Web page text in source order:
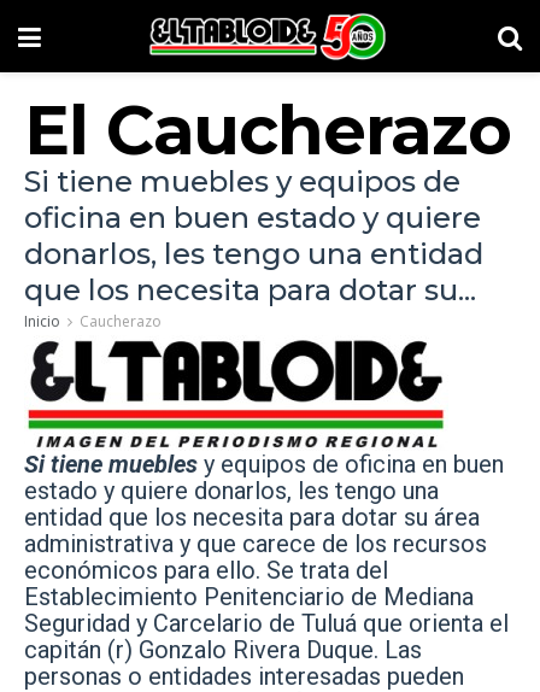
El Caucherazo
Si tiene muebles y equipos de
oficina en buen estado y quiere
donarlos, les tengo una entidad
que los necesita para dotar su...
Inicio Caucherazo
Si tiene muebles y equipos de oficina en buen
estado y quiere donarlos, les tengo una
entidad que los necesita para dotar su área
administrativa y que carece de los recursos
económicos para ello. Se trata del
Establecimiento Penitenciario de Mediana
Seguridad y Carcelario de Tuluá que orienta el
capitán (r) Gonzalo Rivera Duque. Las
personas o entidades interesadas pueden